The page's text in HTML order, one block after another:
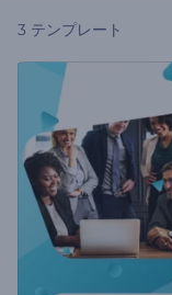
3 テンプレート